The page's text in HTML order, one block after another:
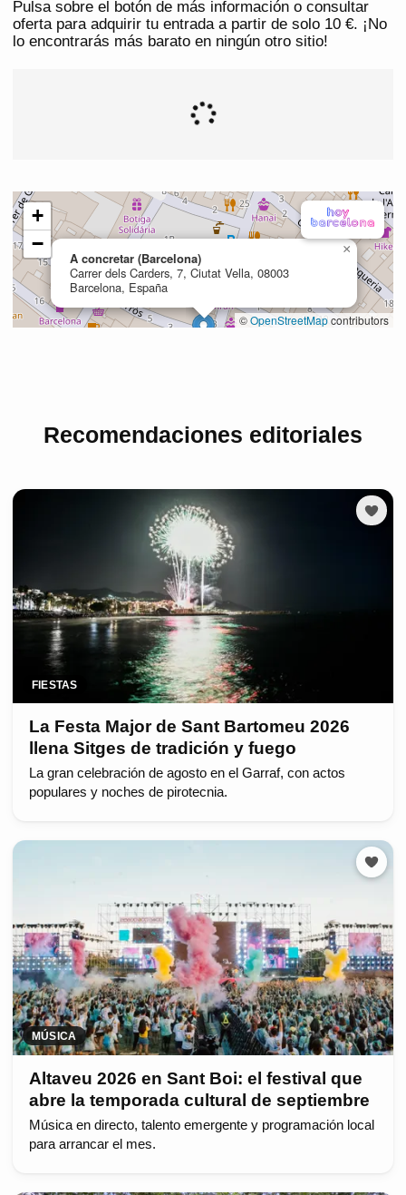
Pulsa sobre el botón de más información o consultar
oferta para adquirir tu entrada a partir de solo 10 €. ¡No
lo encontrarás más barato en ningún otro sitio!
Recomendaciones editoriales
FIESTAS
La Festa Major de Sant Bartomeu 2026
llena Sitges de tradición y fuego
La gran celebración de agosto en el Garraf, con actos
populares y noches de pirotecnia.
MÚSICA
Altaveu 2026 en Sant Boi: el festival que
abre la temporada cultural de septiembre
Música en directo, talento emergente y programación local
para arrancar el mes.